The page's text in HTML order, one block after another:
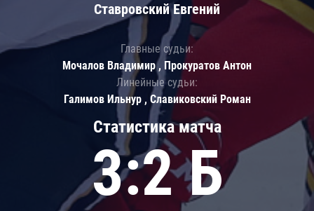
Статистика матча
3:2 Б
Ставровский Евгений
Главные судьи:
Мочалов Владимир , Прокуратов Антон
Линейные судьи:
Галимов Ильнур , Славиковский Роман